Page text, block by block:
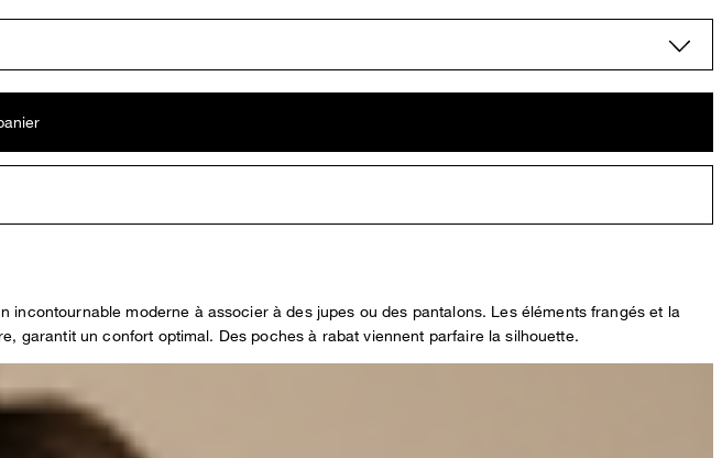
moderne à associer à des jupes ou des pantalons. Les éléments frangés et la
garantit un confort optimal. Des poches à rabat viennent parfaire la silhouette.